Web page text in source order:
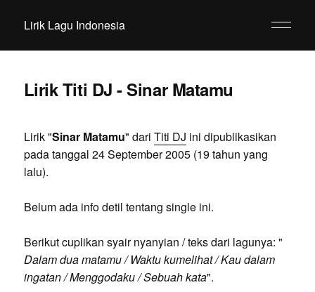
Lirik Lagu Indonesia
Lirik Titi DJ - Sinar Matamu
Lirik "Sinar Matamu" dari Titi DJ ini dipublikasikan
pada tanggal 24 September 2005 (19 tahun yang
lalu).
Belum ada info detil tentang single ini.
Berikut cuplikan syair nyanyian / teks dari lagunya: "
Dalam dua matamu / Waktu kumelihat / Kau dalam
ingatan / Menggodaku / Sebuah kata".